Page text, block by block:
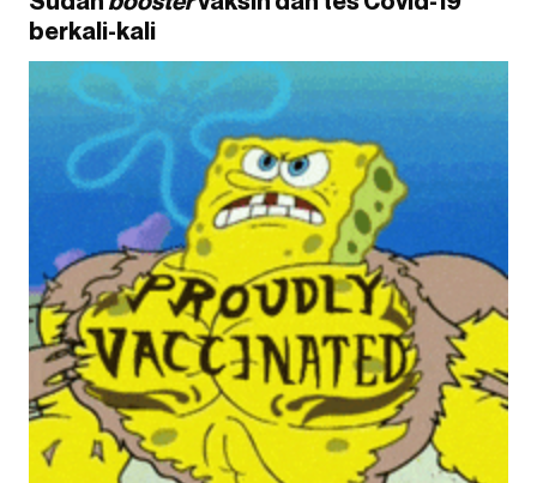
berkali-kali